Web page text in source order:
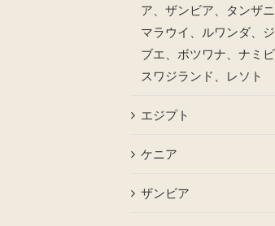
ア、ザンビア、タンザニ
マラウイ、ルワンダ、
ブエ、ボツワナ、ナミビ
スワジランド、レソト
エジプト
ケニア
ザンビア